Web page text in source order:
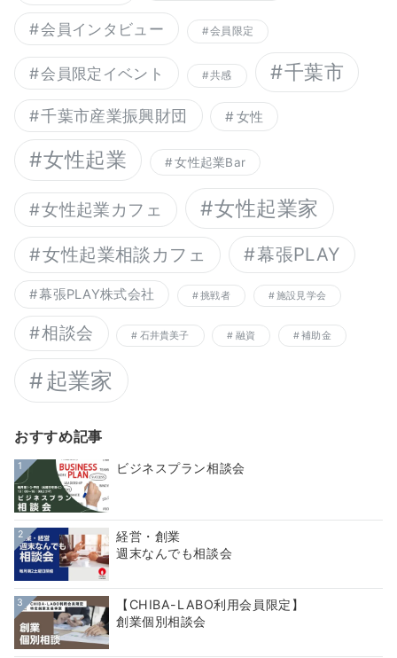
会員インタビュー 会員限定
会員限定イベント 共感 千葉市
千葉市産業振興財団 女性
女性起業 女性起業Bar
女性起業カフェ 女性起業家
女性起業相談カフェ 幕張PLAY
幕張PLAY株式会社 挑戦者 施設見学会
相談会 石井貴美子 融資 補助金
起業家
おすすめ記事
1 ビジネスプラン相談会
2
経営・創業
週末なんでも相談会
3
【CHIBA-LABO利用会員限定】
創業個別相談会